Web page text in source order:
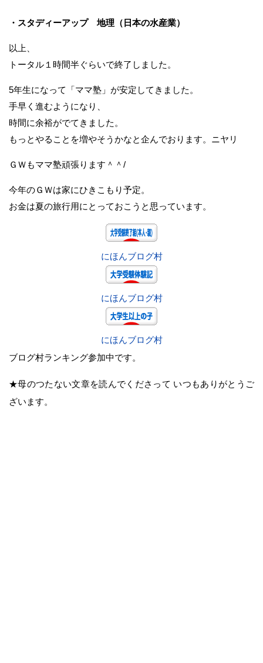
・スタディーアップ 地理（日本の水産業）
以上、
トータル１時間半ぐらいで終了しました。
5年生になって「ママ塾」が安定してきました。
手早く進むようになり、
時間に余裕がでてきました。
もっとやることを増やそうかなと企んでおります。ニヤリ
ＧＷもママ塾頑張ります＾＾/
今年のＧＷは家にひきこもり予定。
お金は夏の旅行用にとっておこうと思っています。
にほんブログ村
にほんブログ村
にほんブログ村
ブログ村ランキング参加中です。
★母のつたない文章を読んでくださって いつもありがとうご
ざいます。